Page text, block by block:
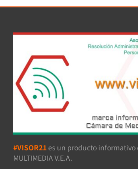
#VISOR21 es un producto informativo
MULTIMEDIA V.E.A.